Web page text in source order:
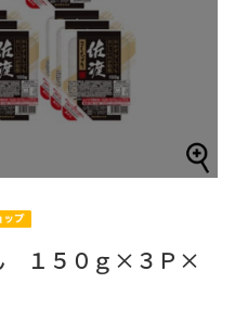
１５０ｇ×３Ｐ×